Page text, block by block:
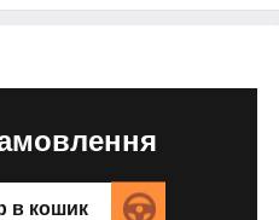
в кошик